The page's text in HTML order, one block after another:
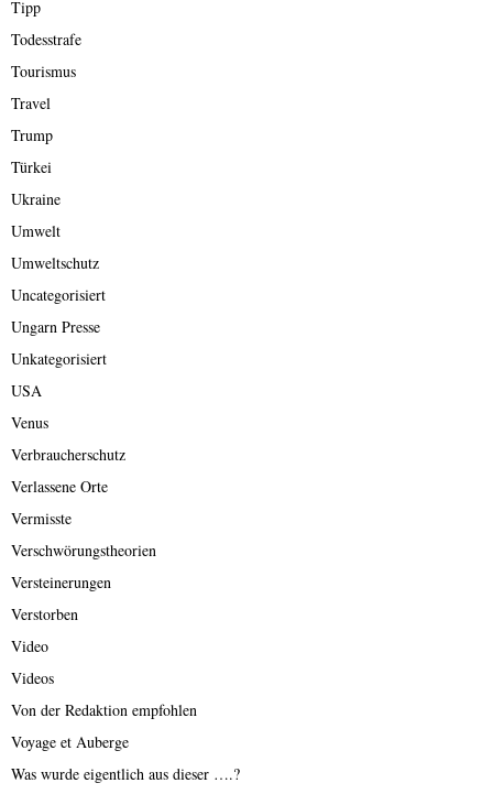
Tipp
Todesstrafe
Tourismus
Travel
Trump
Türkei
Ukraine
Umwelt
Umweltschutz
Uncategorisiert
Ungarn Presse
Unkategorisiert
USA
Venus
Verbraucherschutz
Verlassene Orte
Vermisste
Verschwörungstheorien
Versteinerungen
Verstorben
Video
Videos
Von der Redaktion empfohlen
Voyage et Auberge
Was wurde eigentlich aus dieser ….?